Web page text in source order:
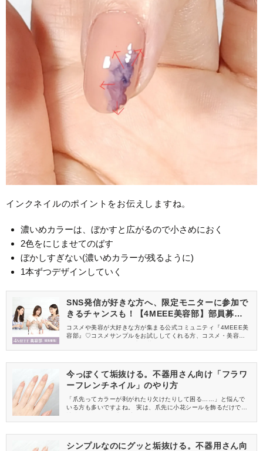
インクネイルのポイントをお伝えしますね。
濃いめカラーは、ぼかすと広がるので小さめにおく
2色をにじませてのばす
ぼかしすぎない(濃いめカラーが残るように)
1本ずつデザインしていく
SNS発信が好きな方へ、限定モニターに参加で
きるチャンスも！【4MEEE美容部】部員募集
中
コスメや美容が大好きな方が集まる公式コミュニティ『4MEEE美
容部』♡コスメサンプルをお試ししてくれる方、コスメ・美容情報
今っぽくて垢抜ける。不器用さん向け「フラワ
ーフレンチネイル」のやり方
「爪先ってカラーが剥がれたり欠けたりして困る……」と悩んで
いる方も多いですよね。 実は、爪先に小花シールを飾るだけで、
にできる「フラワーフレンチネイル」のやり方をご紹介します。
シンプルなのにグッと垢抜ける。不器用さん向